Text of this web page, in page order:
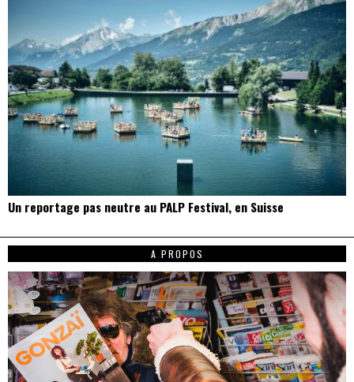
Un reportage pas neutre au PALP Festival, en Suisse
A PROPOS